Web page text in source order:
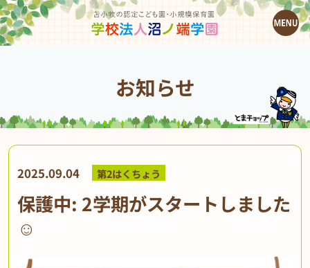
お知らせ
2025.09.04 第2はくちょう
保護中: 2学期がスタートしました
☺